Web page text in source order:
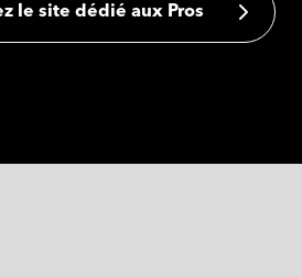
le site dédié aux Pros